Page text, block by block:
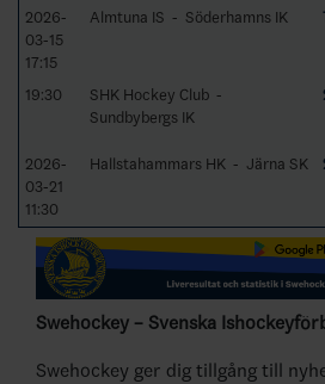
2026-
03-15
17:15
Almtuna IS - Söderhamns IK
19:30
SHK Hockey Club -
Sundbybergs IK
2026-
03-21
11:30
Hallstahammars HK - Järna SK
Swehockey – Svenska
Swehockey ger dig tillgång till